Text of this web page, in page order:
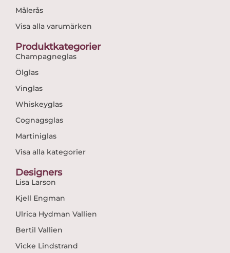
Målerås
Visa alla varumärken
Produktkategorier
Champagneglas
Ölglas
Vinglas
Whiskeyglas
Cognagsglas
Martiniglas
Visa alla kategorier
Designers
Lisa Larson
Kjell Engman
Ulrica Hydman Vallien
Bertil Vallien
Vicke Lindstrand